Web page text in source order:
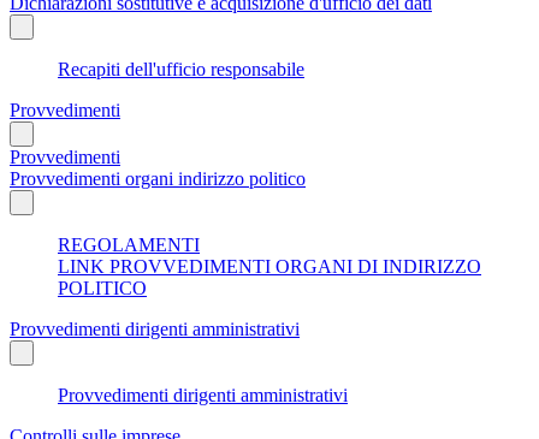
Recapiti dell'ufficio responsabile
Provvedimenti
Provvedimenti
Provvedimenti organi indirizzo politico
REGOLAMENTI
LINK PROVVEDIMENTI ORGANI DI INDIRIZZO
POLITICO
Provvedimenti dirigenti amministrativi
Provvedimenti dirigenti amministrativi